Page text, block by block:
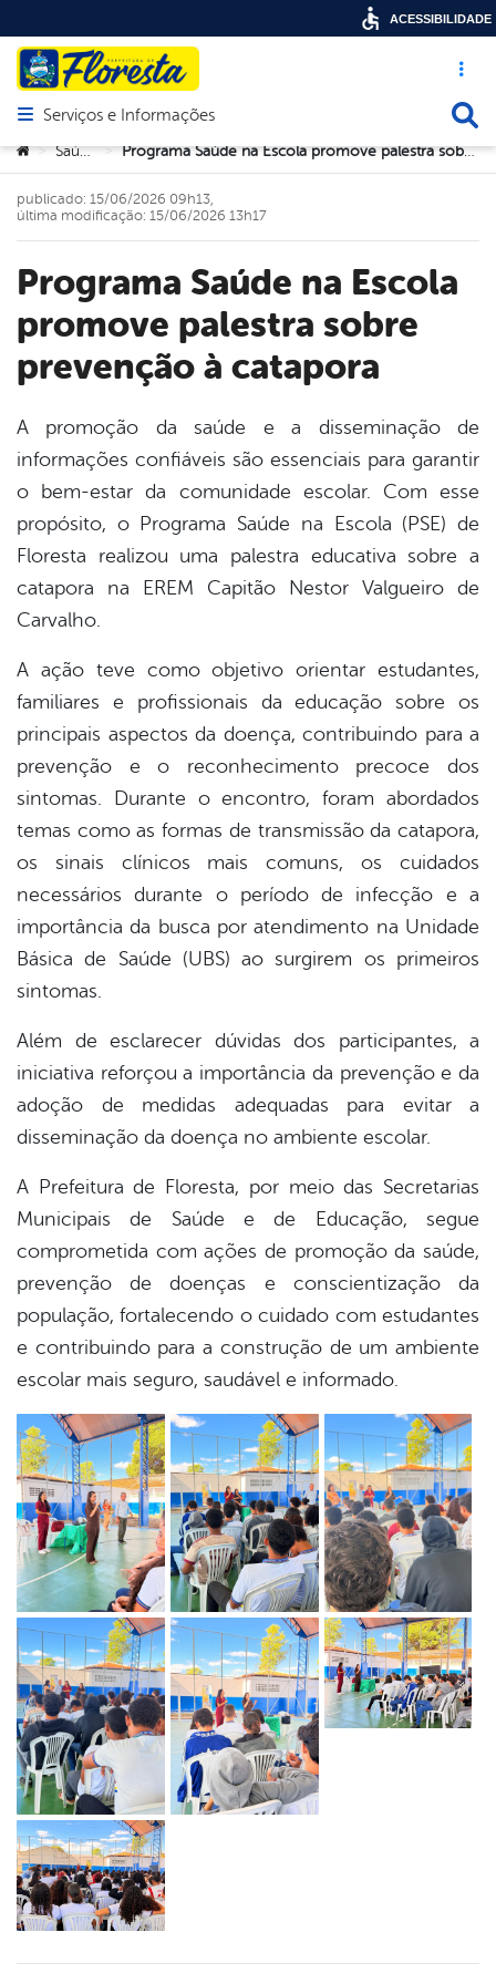
Acesso
Abrir menu principal de navegação
Serviços e Informações
Você está aqui:
> Saúde > Programa Saúde na Escola promove palestra sobre prevenção à catapora
Programa Saúde na Escola
promove palestra sobre
prevenção à catapora
publicado: 15/06/2026 09h13,
última modificação: 15/06/2026 13h17
A promoção da saúde e a disseminação de
informações confiáveis são essenciais para garantir
o bem-estar da comunidade escolar. Com esse
propósito, o Programa Saúde na Escola (PSE) de
Floresta realizou uma palestra educativa sobre a
catapora na EREM Capitão Nestor Valgueiro de
Carvalho.
A ação teve como objetivo orientar estudantes,
familiares e profissionais da educação sobre os
principais aspectos da doença, contribuindo para a
prevenção e o reconhecimento precoce dos
sintomas. Durante o encontro, foram abordados
temas como as formas de transmissão da catapora,
os sinais clínicos mais comuns, os cuidados
necessários durante o período de infecção e a
importância da busca por atendimento na Unidade
Básica de Saúde (UBS) ao surgirem os primeiros
sintomas.
Além de esclarecer dúvidas dos participantes, a
iniciativa reforçou a importância da prevenção e da
adoção de medidas adequadas para evitar a
disseminação da doença no ambiente escolar.
A Prefeitura de Floresta, por meio das Secretarias
Municipais de Saúde e de Educação, segue
comprometida com ações de promoção da saúde,
prevenção de doenças e conscientização da
população, fortalecendo o cuidado com estudantes
e contribuindo para a construção de um ambiente
escolar mais seguro, saudável e informado.
ACESSIBILIDADE